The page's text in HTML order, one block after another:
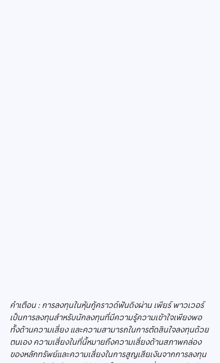
คำเตือน : การลงทุนในหุ้นกู้คราวด์ฟันดิงผ่าน เพียร์ พาวเวอร์
เป็นการลงทุนสำหรับนักลงทุนที่มีความรู้ความเข้าใจเพียงพอ
ทั้งด้านความเสี่ยง และความสามารถในการตัดสินใจลงทุนด้วย
ตนเอง ความเสี่ยงในที่นี้หมายถึงความเสี่ยงด้านสภาพคล่อง
ของหลักทรัพย์และความเสี่ยงในการสูญเสียเงินจากการลงทุน